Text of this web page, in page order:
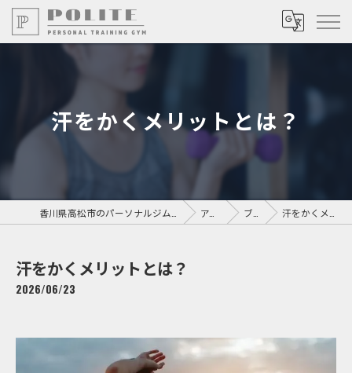
汗をかくメリットとは？
アクセス ブログ 汗をかくメリットとは？
汗をかくメリットとは？
2026/06/23